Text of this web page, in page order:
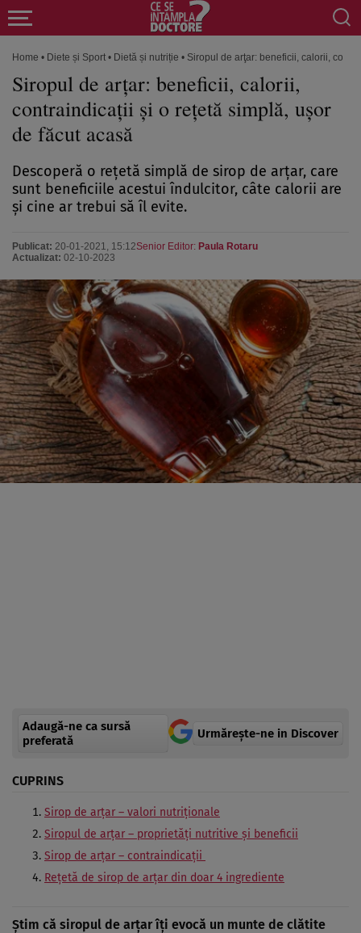
Home • Diete și Sport • Dietă și nutriție • Siropul de arţar: beneficii, calorii,
Siropul de arţar: beneficii, calorii,
contraindicaţii şi o reţetă simplă, uşor
de făcut acasă
Descoperă o reţetă simplă de sirop de arţar, care
sunt beneficiile acestui îndulcitor, câte calorii are
şi cine ar trebui să îl evite.
Publicat: 20-01-2021, 15:12
Actualizat: 02-10-2023
Senior Editor: Paula Rotaru
Adaugă-ne ca sursă
preferată
Urmărește-ne in Discover
CUPRINS
Sirop de arţar – valori nutriţionale
Siropul de arţar – proprietăţi nutritive şi beneficii
Sirop de arţar – contraindicaţii
Reţetă de sirop de arţar din doar 4 ingrediente
Ştim că siropul de arţar îţi evocă un munte de clătite